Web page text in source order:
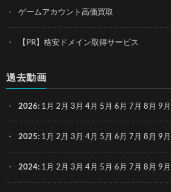
ゲームアカウント高価買取
【PR】格安ドメイン取得サービス
過去動画
2026: 1月 2月 3月 4月 5月 6月 7月 8月 9月
2025: 1月 2月 3月 4月 5月 6月 7月 8月 9月
2024: 1月 2月 3月 4月 5月 6月 7月 8月 9月